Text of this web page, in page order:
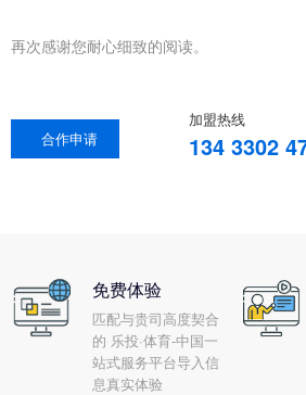
再次感谢您耐心细致的阅读。
合作申请
加盟热线
134 3302
免费体验
匹配与贵司高度契合
的 乐投·体育-中国一
站式服务平台导入信
息真实体验